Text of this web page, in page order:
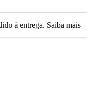
à entrega. Saiba mais